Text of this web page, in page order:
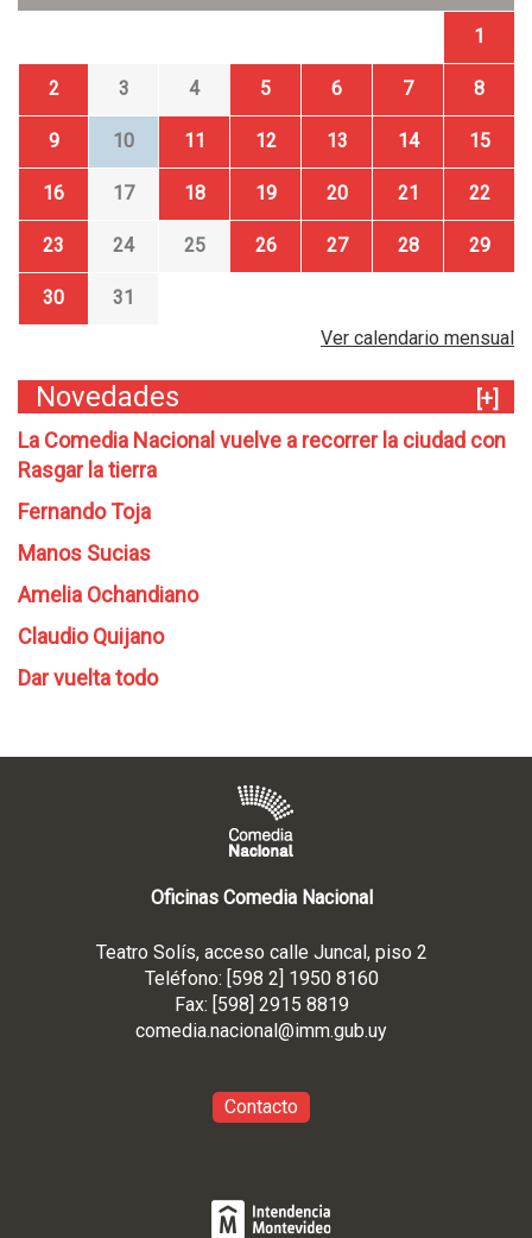
1
2 3 4 5 6 7 8
9 10 11 12 13 14 15
16 17 18 19 20 21 22
23 24 25 26 27 28 29
30
31
Ver calendario mensual
Novedades
[+]
La Comedia Nacional vuelve a recorrer la ciudad con
Rasgar la tierra
Fernando Toja
Manos Sucias
Amelia Ochandiano
Claudio Quijano
Dar vuelta todo
Oficinas Comedia Nacional
Teatro Solís, acceso calle Juncal, piso 2
Teléfono: [598 2] 1950 8160
Fax: [598] 2915 8819
comedia.nacional@imm.gub.uy
Contacto